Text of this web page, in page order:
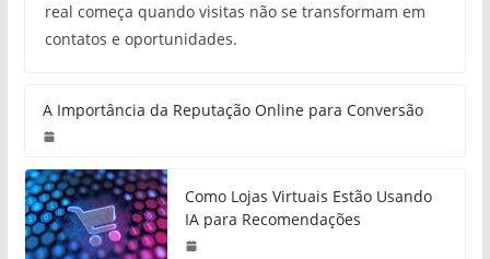
real começa quando visitas não se transformam em
contatos e oportunidades.
A Importância da Reputação Online para Conversão
Como Lojas Virtuais Estão Usando
IA para Recomendações